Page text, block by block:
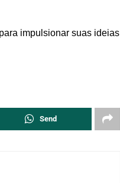
para impulsionar suas ideias
Send